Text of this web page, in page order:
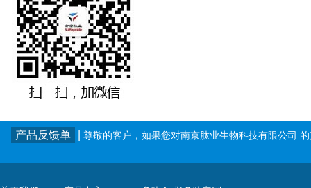
产品反馈单 尊敬的客户，如果您对南京肽业生物科技有限公司